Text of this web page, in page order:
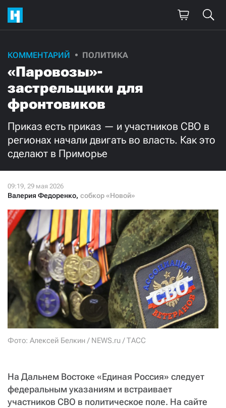
КОММЕНТАРИЙ ПОЛИТИКА
«Паровозы»-
застрельщики для
фронтовиков
Приказ есть приказ — и участников СВО в
регионах начали двигать во власть. Как это
сделают в Приморье
Валерия Федоренко, собкор «Новой»
Фото: Алексей Белкин / NEWS.ru / ТАСС
На Дальнем Востоке «Единая Россия» следует
федеральным указаниям и встраивает
участников СВО в политическое поле. На сайте
Поддержите
нашу работу!
Ежемесячно
500
я принимаю условия и подтверждаю свое гражданство РФ
СТАТЬ СОУЧАСТНИКОМ
ПОДЕЛИТЬСЯ С ДРУЗЬЯМИ
Если у вас есть вопросы, пишите donate@novayagazeta.ruили
звоните:
+7 (929) 612-03-68